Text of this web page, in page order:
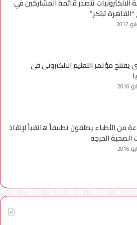
تتصدر قائمة المشاركين في
“القاهرة تبتكر”
يفتتح مؤتمر التعليم الالكترونى فى
من الأطباء يطلقون تطبيقاً هاتفياً لإنقاذ
الصحية الحرجة